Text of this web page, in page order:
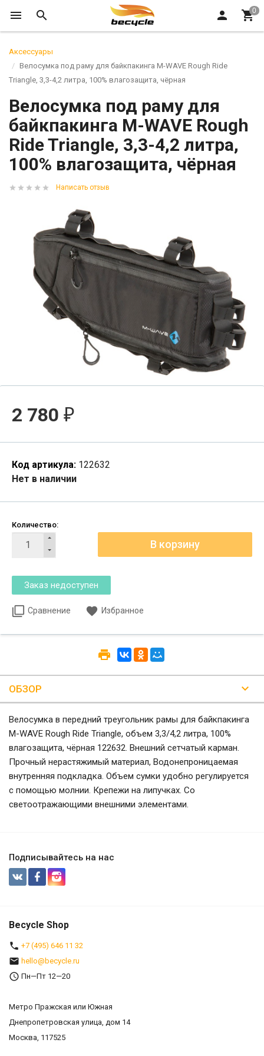
Аксессуары
Велосумка под раму для байкпакинга M-WAVE Rough Ride
Triangle, 3,3-4,2 литра, 100% влагозащита, чёрная
Велосумка под раму для
байкпакинга M-WAVE Rough
Ride Triangle, 3,3-4,2 литра,
100% влагозащита, чёрная
Написать отзыв
2 780 ₽
Код артикула: 122632
Нет в наличии
Количество:
Сравнение Избранное
ОБЗОР
Велосумка в передний треугольник рамы для байкпакинга
M-WAVE Rough Ride Triangle, объем 3,3/4,2 литра, 100%
влагозащита, чёрная 122632. Внешний сетчатый карман.
Прочный нерастяжимый материал, Водонепроницаемая
внутренняя подкладка. Объем сумки удобно регулируется
с помощью молнии. Крепежи на липучках. Со
светоотражающими внешними элементами.
Подписывайтесь на нас
Becycle Shop
+7 (495) 646 11 32
hello@becycle.ru
Пн—Пт 12—20
Метро Пражская или Южная
Днепропетровская улица, дом 14
Москва, 117525